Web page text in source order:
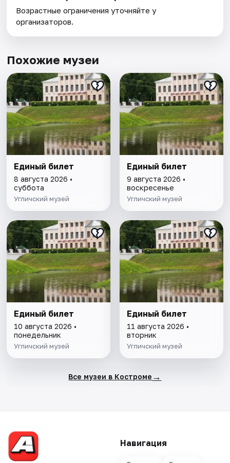
Возрастные ограничения уточняйте у
организаторов.
Похожие музеи
Единый билет
8 августа 2026 •
суббота
Угличский музей
Единый билет
9 августа 2026 •
воскресенье
Угличский музей
Единый билет
10 августа 2026 •
понедельник
Угличский музей
Единый билет
11 августа 2026 •
вторник
Угличский музей
Все музеи в Костроме →
Навигация